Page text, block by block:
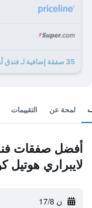
لمحة عن التقييمات
أفضل صفقات
لايبراري هوتيل
ن 17/8